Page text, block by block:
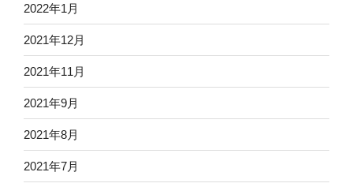
2022年1月
2021年12月
2021年11月
2021年9月
2021年8月
2021年7月